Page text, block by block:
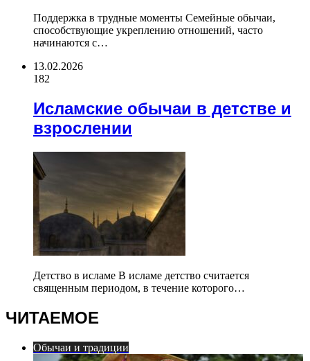
Поддержка в трудные моменты Семейные обычаи,
способствующие укреплению отношений, часто
начинаются с…
13.02.2026
182
Исламские обычаи в детстве и
взрослении
Детство в исламе В исламе детство считается
священным периодом, в течение которого…
ЧИТАЕМОЕ
Обычаи и традиции